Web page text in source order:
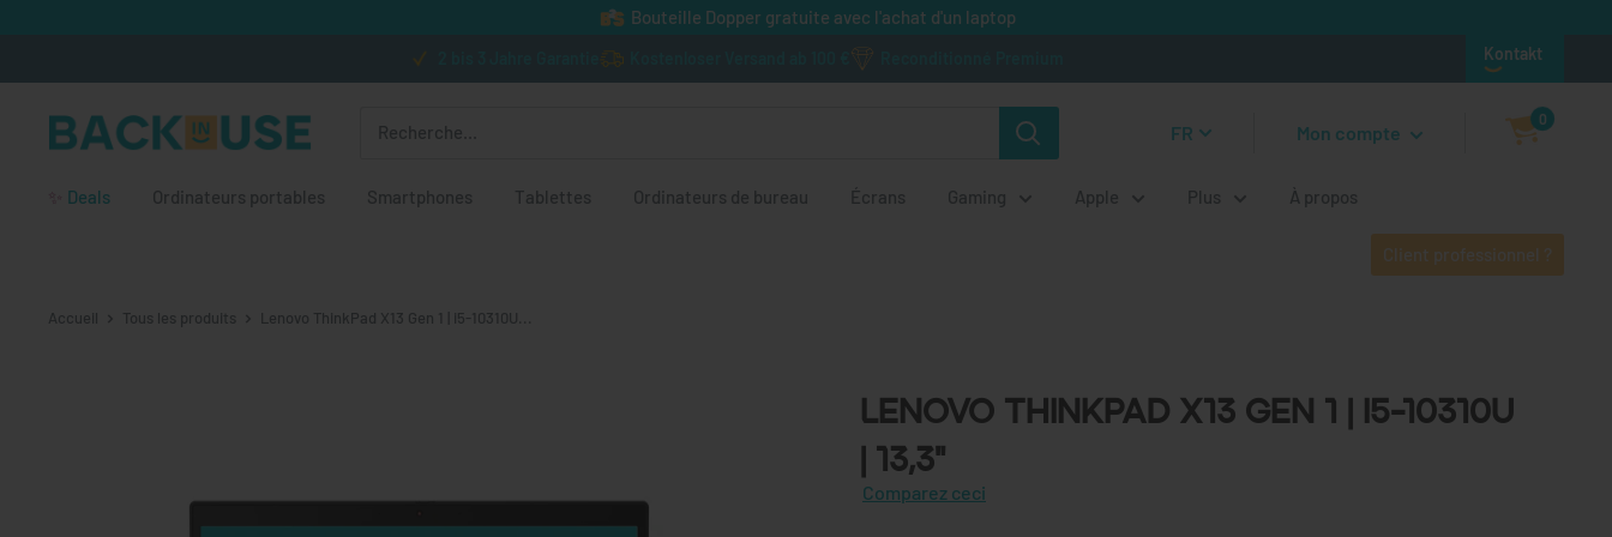
Bouteille Dopper gratuite avec l'achat d'un laptop
2 bis 3 Jahre Garantie Kostenloser Versand ab 100 € Reconditionné Premium Kontakt
Back in Use FR Mon compte
0
Deals Ordinateurs portables Smartphones Tablettes Ordinateurs de bureau Écrans Gaming Apple Plus À propos
Client professionnel ?
Accueil Tous les produits Lenovo ThinkPad X13 Gen 1 | i5-10310U...
13,3"
€1.299,00 Économisez
Lenovo ThinkPad X13 Gen 1 | i5-10310U
| 13,3"
Comparez ceci